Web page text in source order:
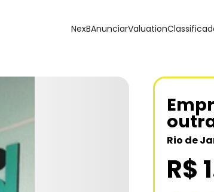
NexBAnunciarValuation
Rio de
R$